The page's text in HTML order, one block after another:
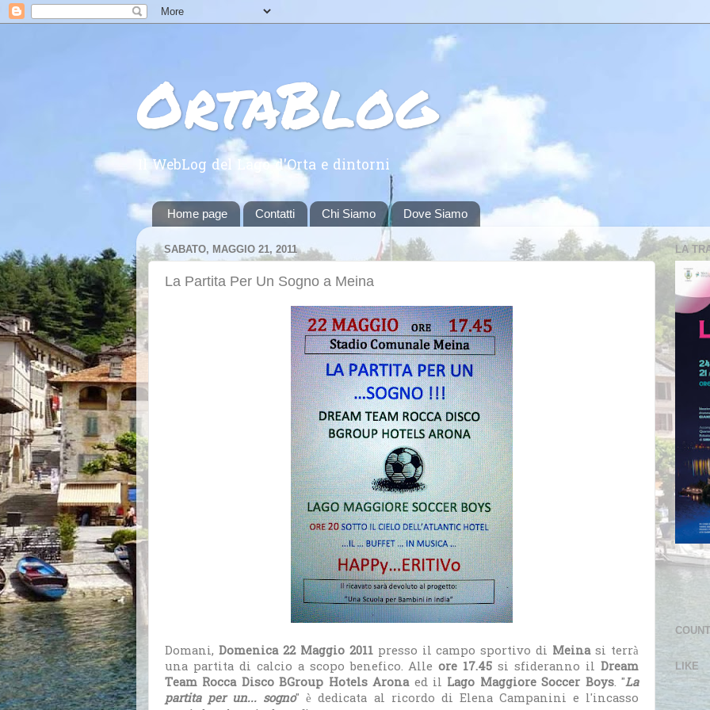
OrtaBlog
Il WebLog del Lago d'Orta e dintorni
Home page Contatti Chi Siamo Dove Siamo
SABATO, MAGGIO 21, 2011
La Partita Per Un Sogno a Meina
Domani, Domenica 22 Maggio 2011presso il campo sportivo di Meinasi terrà
una partita di calcio a scopo benefico. Alleore 17.45 si sfideranno ilDream
Team Rocca Disco BGroup Hotels Arona ed il Lago Maggiore Soccer Boys. "La
partita per un... sogno" è dedicata al ricordo di Elena Campanini e l'incasso
LA
LIKE